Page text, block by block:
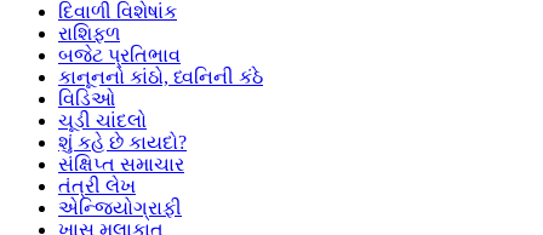
દિવાળી વિશેષાંક
રાશિફળ
બજેટ પ્રતિભાવ
કાનૂનનો કાંઠો, ધ્વનિની કંઠે
વિડિઓ
ચૂડી ચાંદલો
શું કહે છે કાયદો?
સંક્ષિપ્ત સમાચાર
તંત્રી લેખ
એન્જિયોગ્રાફી
ખાસ મુલાકાત